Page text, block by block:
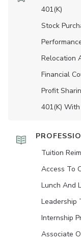
401(K)
Stock
Relocation
Financial
Profit
401(K)
Tuition
Access To
Lunch And
Leadership
Internship
Associate